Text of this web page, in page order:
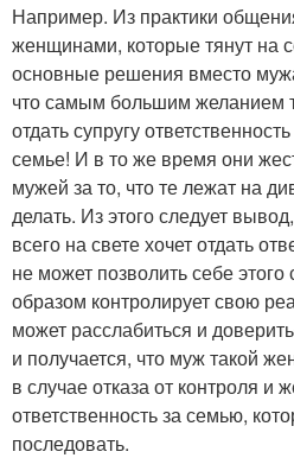
Например. Из практики
женщинами, которые тянут на
основные решения вместо
что самым большим желанием
отдать супругу
семье! И в то же время они
мужей за то, что те лежат на
делать. Из этого следует
всего на свете хочет отдать
не может позволить себе
образом контролирует свою
может расслабиться и
и получается, что муж такой
в случае отказа от контроля и
ответственность за семью,
последовать.